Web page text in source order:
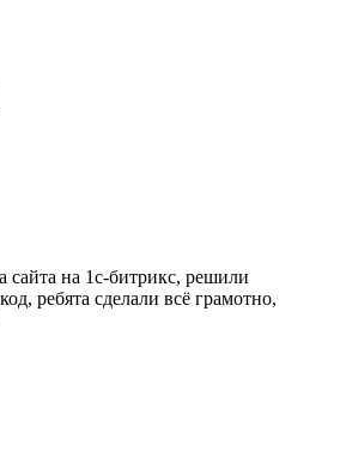
сайта на 1с-битрикс, решили
ребята сделали всё грамотно,